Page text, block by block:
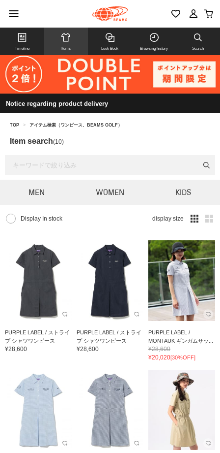
Timeline Items Look Book Browsing history Search
Notice regarding product delivery
TOP > アイテム検索（ワンピース、BEAMS GOLF）
Item search(10)
MEN WOMEN KIDS
Display In stock display size
PURPLE LABEL / ストライ
プ シャツワンピース
¥28,600
PURPLE LABEL / ストライ
プ シャツワンピース
¥28,600
PURPLE LABEL /
MONTAUK ギンガムサッ...
¥28,600
¥20,020[30%OFF]